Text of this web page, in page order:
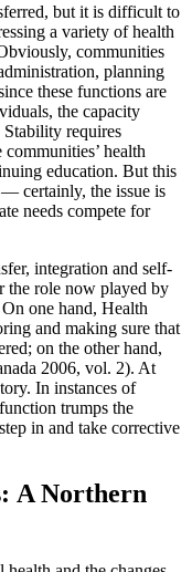
but it is difficult to
a variety of health
communities
planning
these functions are
the capacity
requires
health
education. But this
certainly, the issue is
needs compete for
integration and self-
the role now played by
one hand, Health
and making sure that
on the other hand,
2006, vol. 2). At
In instances of
trumps the
in and take corrective
A Northern